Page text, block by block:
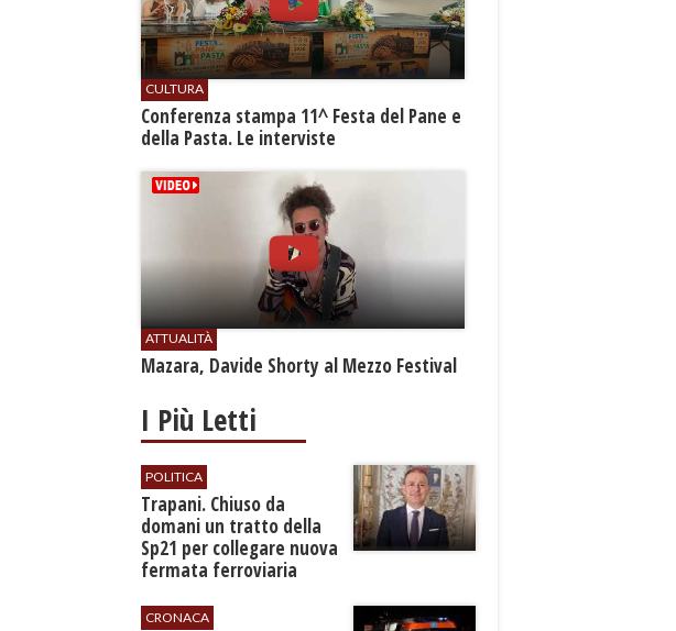
CULTURA
Conferenza stampa 11^ Festa del Pane e
della Pasta. Le interviste
ATTUALITÀ
Mazara, Davide Shorty al Mezzo Festival
I Più Letti
POLITICA
​Trapani. Chiuso da
domani un tratto della
Sp21 per collegare nuova
fermata ferroviaria
CRONACA